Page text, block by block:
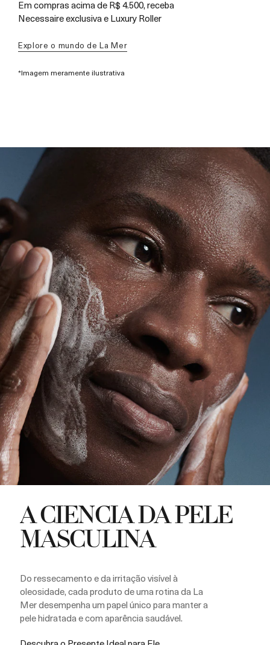
Em compras acima de R$ 4.500, receba
Necessaire exclusiva e Luxury Roller
Explore o mundo de La Mer
*Imagem meramente ilustrativa
A CIÊNCIA DA PELE
MASCULINA
Do ressecamento e da irritação visível à
oleosidade, cada produto de uma rotina da La
Mer desempenha um papel único para manter a
pele hidratada e com aparência saudável.